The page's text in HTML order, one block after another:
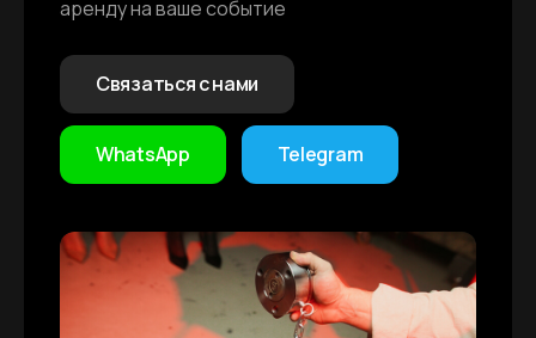
аренду на ваше событие
Связаться с нами
WhatsApp Telegram